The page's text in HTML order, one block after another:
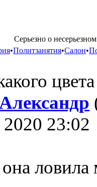
Серьезно о
•Политзанятия•Салон•
23:02